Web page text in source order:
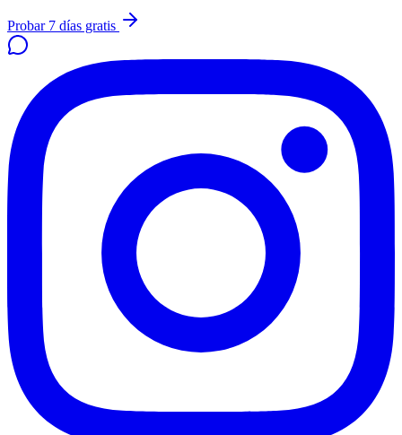
Probar 7 días gratis